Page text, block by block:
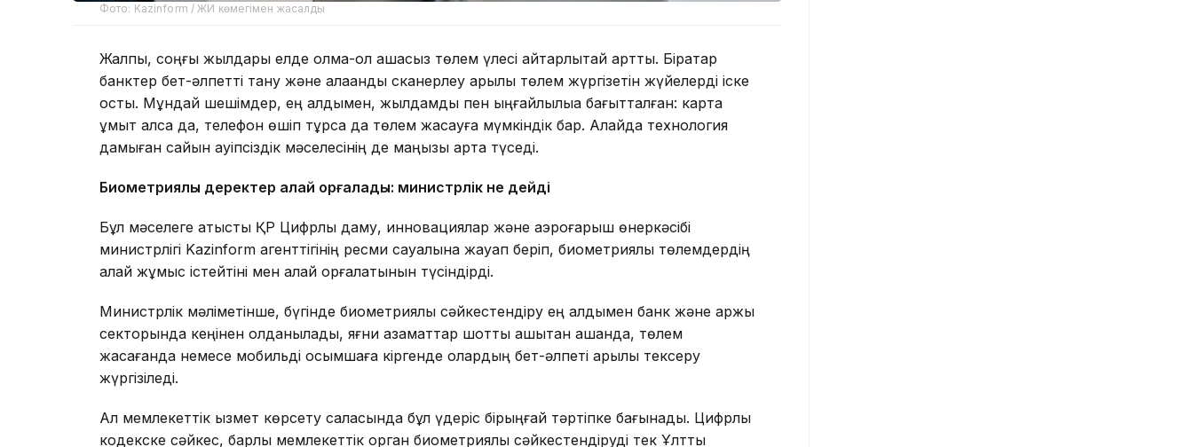
Фото: Kazinform / ЖИ көмегімен жасалды
Жалпы, соңғы жылдары елде қолма-қол ақшасыз төлем үлесі айтарлықтай артты. Бірқатар
банктер бет-әлпетті тану және алақанды сканерлеу арқылы төлем жүргізетін жүйелерді іске
қосты. Мұндай шешімдер, ең алдымен, жылдамдық пен ыңғайлылыққа бағытталған: карта
ұмыт қалса да, телефон өшіп тұрса да төлем жасауға мүмкіндік бар. Алайда технология
дамыған сайын қауіпсіздік мәселесінің де маңызы арта түседі.
Биометриялық деректер қалай қорғалады: министрлік не дейді
Бұл мәселеге қатысты ҚР Цифрлық даму, инновациялар және аэроғарыш өнеркәсібі
министрлігі Kazinform агенттігінің ресми сауалына жауап беріп, биометриялық төлемдердің
қалай жұмыс істейтіні мен қалай қорғалатынын түсіндірді.
Министрлік мәліметінше, бүгінде биометриялық сәйкестендіру ең алдымен банк және қаржы
секторында кеңінен қолданылады, яғни азаматтар шотты қашықтан ашқанда, төлем
жасағанда немесе мобильді қосымшаға кіргенде олардың бет-әлпеті арқылы тексеру
жүргізіледі.
Ал мемлекеттік қызмет көрсету саласында бұл үдеріс бірыңғай тәртіпке бағынады. Цифрлық
кодекске сәйкес, барлық мемлекеттік орган биометриялық сәйкестендіруді тек Ұлттық